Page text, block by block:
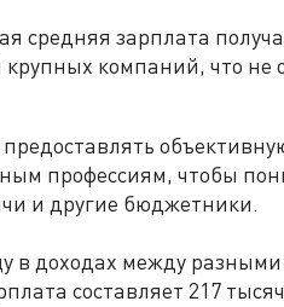
средняя зарплата
компаний, что не
профессиям, чтобы
и другие бюджетники.
в доходах между
составляет 217